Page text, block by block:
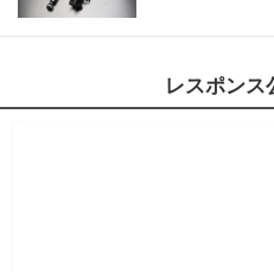
レスポンス